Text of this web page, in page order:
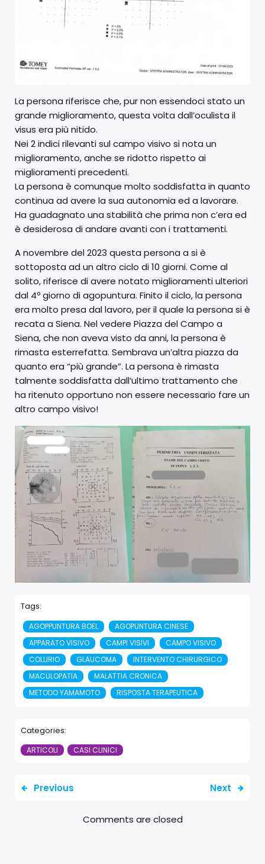
La persona riferisce che, pur non essendoci stato un
grande miglioramento, questa volta dall’oculista il
visus era più nitido.
Nei 2 indici rilevanti sul campo visivo si nota un
miglioramento, anche se ridotto rispetto ai
miglioramenti precedenti.
La persona è comunque molto soddisfatta in quanto
continua ad avere la sua autonomia ed a lavorare.
Ha guadagnato una stabilità che prima non c’era ed
è desiderosa di andare avanti con i trattamenti.
A novembre del 2023 questa persona a si è
sottoposta ad un altro ciclo di 10 giorni. Come al
solito, riferisce di avere notato miglioramenti ulteriori
dal 4º giorno di agopuntura. Finito il ciclo, la persona
era molto presa dal lavoro, per il quale la persona si è
recata a Siena. Nel vedere Piazza del Campo a
Siena, che non aveva visto da anni, la persona è
rimasta esterrefatta. Sembrava un’altra piazza da
quanto era “più grande”. La persona è rimasta
talmente soddisfatta dall’ultimo trattamento che
ha ritenuto opportuno non essere necessario fare un
altro campo visivo!
Tags:
AGOPPUNTURA BOEL
AGOPUNTURA CINESE
APPARATO VISIVO
CAMPI VISIVI
CAMPO VISIVO
COLLIRIO
GLAUCOMA
INTERVENTO CHIRURGICO
MACULOPATIA
MALATTIA CRONICA
METODO YAMAMOTO
RISPOSTA TERAPEUTICA
Categories:
ARTICOLI CASI CLINICI
Previous Next
Comments are closed